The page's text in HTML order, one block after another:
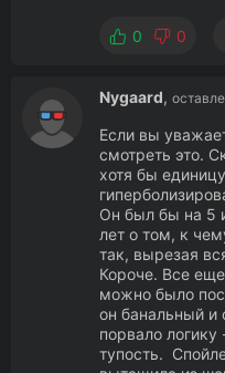
0 0
Nygaard,
Если вы
смотреть это.
хотя бы
Он был бы на 5
лет о том, к
так, вырезая
Короче. Все
можно было
он банальный и
порвало логику
тупость.